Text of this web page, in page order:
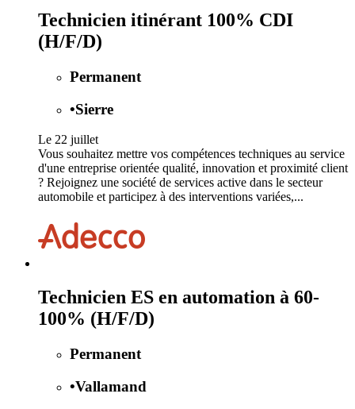
Technicien itinérant 100% CDI
(H/F/D)
Permanent
•Sierre
Le 22 juillet
Vous souhaitez mettre vos compétences techniques au service
d'une entreprise orientée qualité, innovation et proximité client
? Rejoignez une société de services active dans le secteur
automobile et participez à des interventions variées,...
Technicien ES en automation à 60-
100% (H/F/D)
Permanent
•Vallamand